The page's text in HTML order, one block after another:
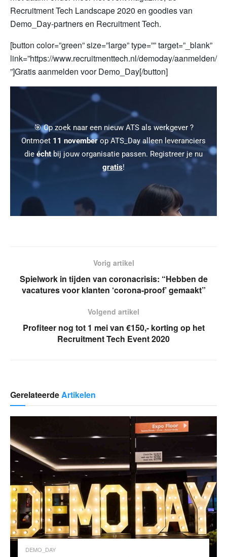
Recruitment Tech Landscape 2020 en goodies van
Demo_Day-partners en Recruitment Tech.
[button color=”green” size=”large” type=”” target=”_blank”
link=”https://www.recruitmenttech.nl/demoday/aanmelden/
”]Gratis aanmelden voor Demo_Day[/button]
🎯 Op zoek naar een nieuw ATS als werkgever ?
Ontmoet 11 novemberop ATS_Day alleen leveranciers
die écht bij jouw organisatie passen. Registreer je nu
gratis!
Vorig artikel
Spielwork in tijden van coronacrisis: “Hebben de
vacatures voor klanten ‘corona-proof’ gemaakt”
Volgend artikel
Profiteer nog tot 1 mei van €150,- korting op het
Recruitment Tech Event 2020
GerelateerdeArtikelen
DEMO_DAY